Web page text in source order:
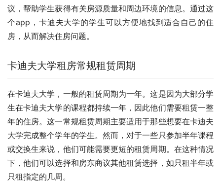
议，帮助学生获得有关房源质量和周边环境的信息。通过这
个app，卡迪夫大学的学生可以方便地找到适合自己的住
房，从而解决住房问题。
卡迪夫大学租房常规租赁周期
在卡迪夫大学，一般的租赁周期为一年。这是因为大部分学
生在卡迪夫大学的课程都持续一年，因此他们需要租赁一整
年的住房。这一常规租赁周期主要适用于那些想要在卡迪夫
大学完成整个学年的学生。然而，对于一些只参加半年课程
或交换生来说，他们可能需要更短的租赁周期。在这种情况
下，他们可以选择和房东商议其他租赁选择，如只租半年或
只租指定的几周。